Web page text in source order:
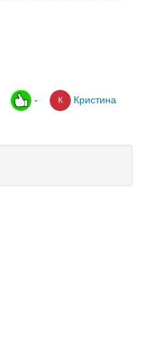
- Кристина